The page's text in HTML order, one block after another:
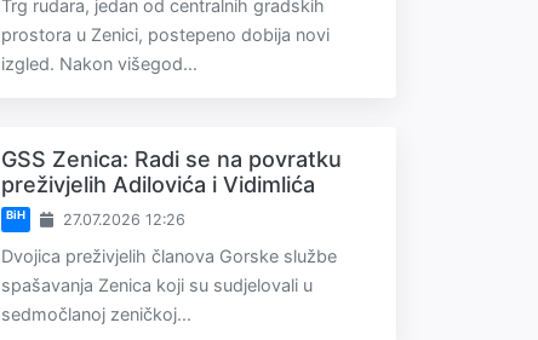
Trg rudara, jedan od centralnih gradskih
prostora u Zenici, postepeno dobija novi
izgled. Nakon višegod...
GSS Zenica: Radi se na povratku
preživjelih Adilovića i Vidimlića
BiH 27.07.2026 12:26
Dvojica preživjelih članova Gorske službe
spašavanja Zenica koji su sudjelovali u
sedmočlanoj zeničkoj...